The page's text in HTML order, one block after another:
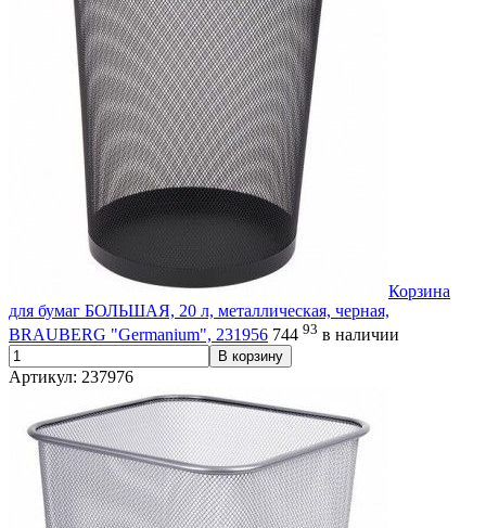
Корзина
для бумаг БОЛЬШАЯ, 20 л, металлическая, черная,
BRAUBERG "Germanium", 231956 744 93 в наличии
В корзину
Артикул: 237976